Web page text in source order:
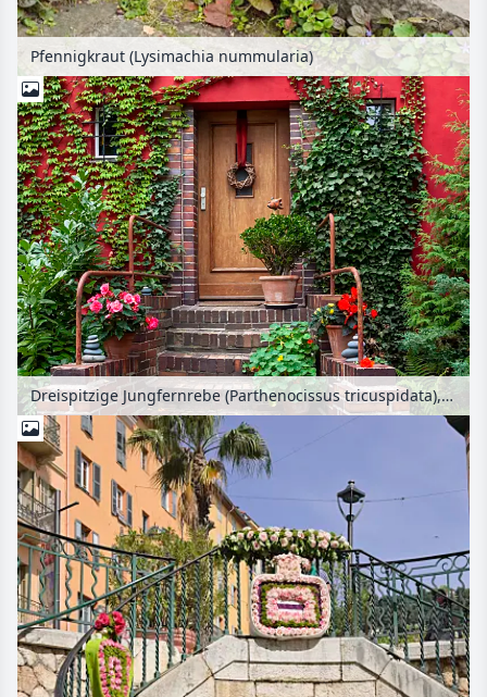
Pfennigkraut (Lysimachia nummularia)
Dreispitzige Jungfernrebe (Parthenocissus tricuspidata), Gewöhnlicher Efeu (Hedera helix), Begonien (Begonia) und Große Kapuzinerkresse (Tropaeolum majus)